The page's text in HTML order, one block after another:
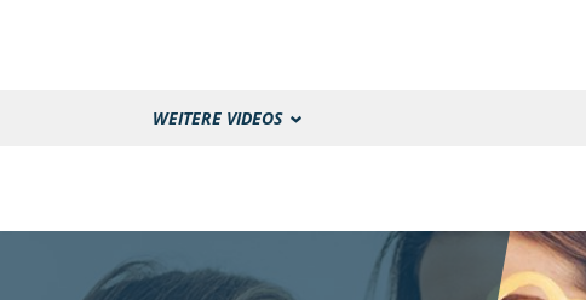
WEITERE VIDEOS